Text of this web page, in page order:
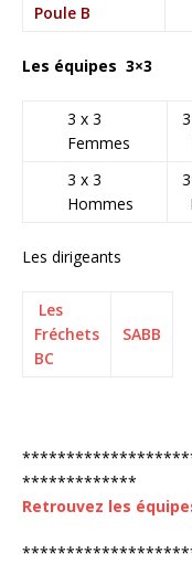
Poule B
Les équipes 3×3
3 x 3
Femmes
3 x 3
Hommes
Les dirigeants
Les
Fréchets
BC
SABB
*************
Retrouvez les